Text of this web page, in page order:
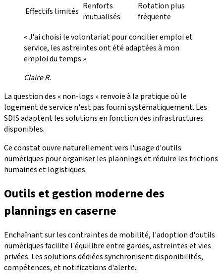
Effectifs limités Renforts
mutualisés
Rotation plus
fréquente
« J'ai choisi le volontariat pour concilier emploi et
service, les astreintes ont été adaptées à mon
emploi du temps »
Claire R.
La question des « non-logs » renvoie à la pratique où le
logement de service n'est pas fourni systématiquement. Les
SDIS adaptent les solutions en fonction des infrastructures
disponibles.
Ce constat ouvre naturellement vers l'usage d'outils
numériques pour organiser les plannings et réduire les frictions
humaines et logistiques.
Outils et gestion moderne des
plannings en caserne
Enchaînant sur les contraintes de mobilité, l'adoption d'outils
numériques facilite l'équilibre entre gardes, astreintes et vies
privées. Les solutions dédiées synchronisent disponibilités,
compétences, et notifications d'alerte.